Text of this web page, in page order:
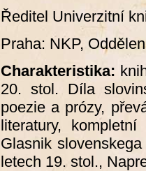
Ředitel Univerzitní
Praha: NKP,
Charakteristika:
20. stol. Díla
poezie a prózy,
literatury,
Glasnik
letech 19. stol.,